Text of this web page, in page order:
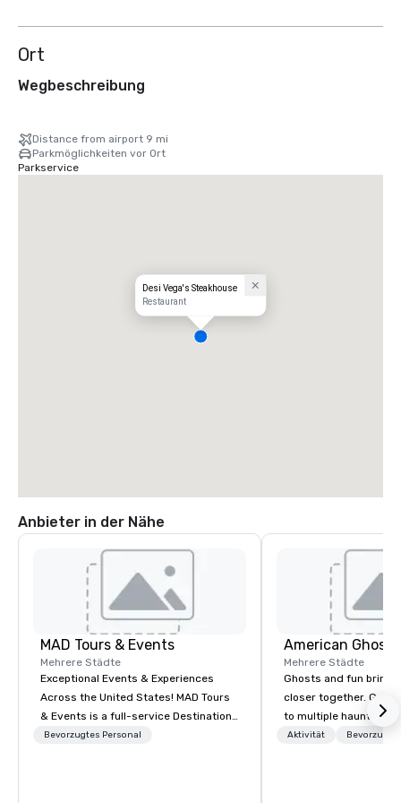
Ort
Wegbeschreibung
Distance from airport 9 mi
Parkmöglichkeiten vor Ort
Parkservice
Desi Vega's Steakhouse
Restaurant
Anbieter in der Nähe
MAD Tours & Events
Mehrere Städte
Exceptional Events & Experiences
Across the United States! MAD Tours
& Events is a full-service Destination
Management Company specializing in
Bevorzugtes Personal
American Ghost
Mehrere Städte
Ghosts and fun bring
closer together. Guided experiences
to multiple haunted
group will be treated
Aktivität